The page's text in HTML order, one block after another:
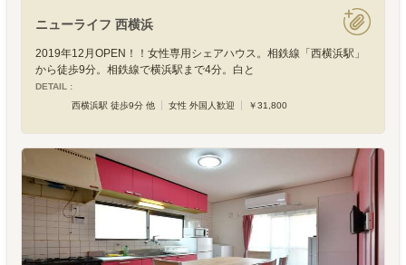
ニューライフ 西横浜
2019年12月OPEN！！女性専用シェアハウス。相鉄線「西横浜駅」
から徒歩9分。相鉄線で横浜駅まで4分。白と
DETAIL :
西横浜駅 徒歩9分 他
女性 外国人歓迎 ￥31,800